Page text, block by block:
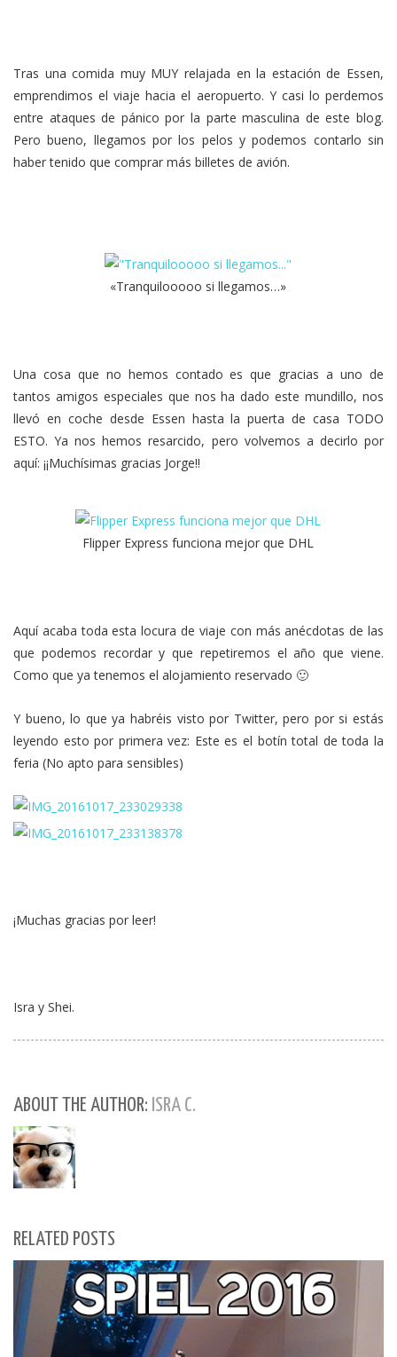
Tras una comida muy MUY relajada en la estación de Essen,
emprendimos el viaje hacia el aeropuerto. Y casi lo perdemos
entre ataques de pánico por la parte masculina de este blog.
Pero bueno, llegamos por los pelos y podemos contarlo sin
haber tenido que comprar más billetes de avión.
«Tranquilooooo si llegamos…»
Una cosa que no hemos contado es que gracias a uno de
tantos amigos especiales que nos ha dado este mundillo, nos
llevó en coche desde Essen hasta la puerta de casa TODO
ESTO. Ya nos hemos resarcido, pero volvemos a decirlo por
aquí: ¡¡Muchísimas gracias Jorge!!
Flipper Express funciona mejor que DHL
Aquí acaba toda esta locura de viaje con más anécdotas de las
que podemos recordar y que repetiremos el año que viene.
Como que ya tenemos el alojamiento reservado 🙂
Y bueno, lo que ya habréis visto por Twitter, pero por si estás
leyendo esto por primera vez: Este es el botín total de toda la
feria (No apto para sensibles)
¡Muchas gracias por leer!
Isra y Shei.
ABOUT THE AUTHOR: ISRA C.
RELATED POSTS